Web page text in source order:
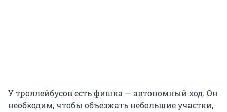
У троллейбусов есть фишка — автономный ход. Он
необходим, чтобы объезжать небольшие участки,